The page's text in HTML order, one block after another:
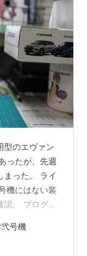
型のエヴァン
ったが、先週
まった。 ライ
機にはない装
。 プログレ
ァンゲリオン
作成に取りか
弐号機